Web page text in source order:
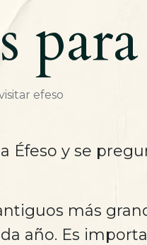
efeso
Éfeso y se
más
año. Es